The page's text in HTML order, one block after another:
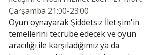
Çarşamba 21:00-23:00
Oyun oynayarak Şiddetsiz İletişim'in
temellerini tecrübe edecek ve oyun
aracılığı ile karşıladığımız ya da